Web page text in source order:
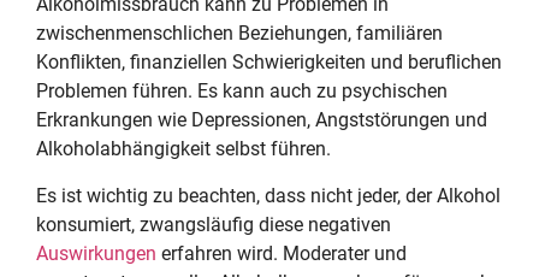
zwischenmenschlichen Beziehungen, familiären
Konflikten, finanziellen Schwierigkeiten und beruflichen
Problemen führen. Es kann auch zu psychischen
Erkrankungen wie Depressionen, Angststörungen und
Alkoholabhängigkeit selbst führen.
Es ist wichtig zu beachten, dass nicht jeder, der Alkohol
konsumiert, zwangsläufig diese negativen
Auswirkungen erfahren wird. Moderater und